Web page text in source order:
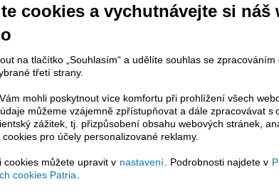
můžete zahájit diskusi. Zatím nebyl zadán žádný názor. Do diskuse mohou
). Pokud nemáte účet, na který byste se mohli přihlásit,
cookies a vychutnávejte si náš
na tlačítko „Souhlasím“ a udělíte souhlas se
třetí strany.
mohli poskytnout více komfortu při prohlížení všech
můžeme vzájemně zpřístupňovat a dále zpracovávat s
zážitek, tj. přizpůsobení obsahu webových stránek,
pro účely personalizované reklamy.
cookies můžete upravit v nastavení . Podrobnosti najdete v
cookies Patria